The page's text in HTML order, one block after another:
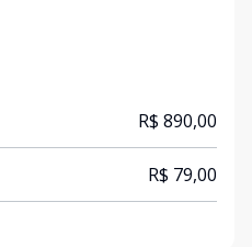
R$ 890,00
R$ 79,00